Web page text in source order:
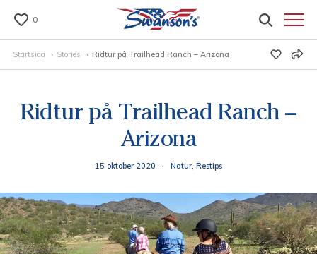
0
Startsida Stories Ridtur på Trailhead Ranch – Arizona
Ridtur på Trailhead Ranch –
Arizona
15 oktober 2020 · Natur, Restips